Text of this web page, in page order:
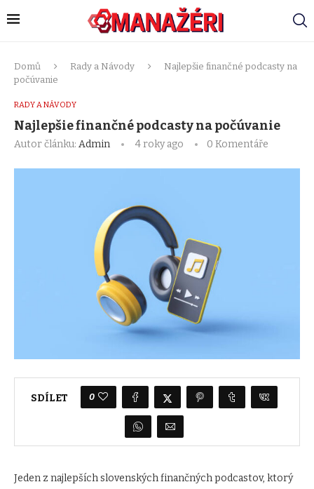
Domů Rady a Návody
Najlepšie finančné podcasty na
počúvanie
RADY A NÁVODY
Najlepšie finančné podcasty na počúvanie
Autor článku: Admin 4 roky ago 0 Komentáře
SDÍLET 0
Jeden z najlepších slovenských finančných podcastov, ktorý